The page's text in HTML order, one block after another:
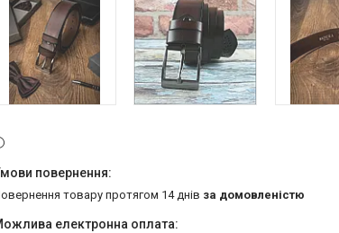
повернення товару протягом 14 днів за домовленістю